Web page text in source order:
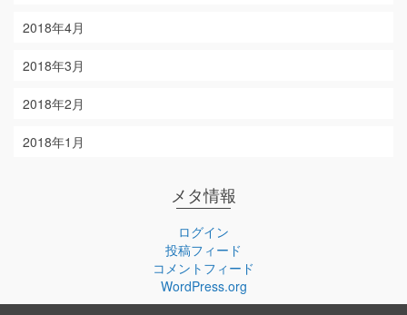
2018年4月
2018年3月
2018年2月
2018年1月
メタ情報
ログイン
投稿フィード
コメントフィード
WordPress.org